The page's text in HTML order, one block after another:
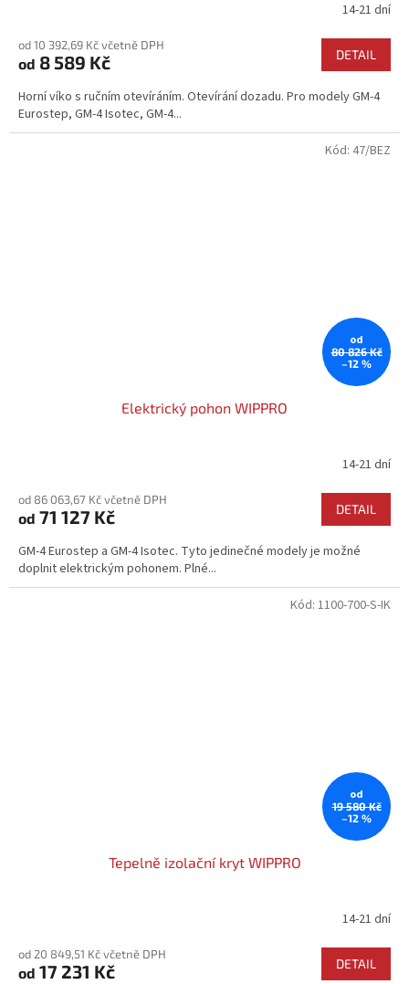
produktu
je
z
5
hvězdiček.
14-21 dní
od 10 392,69 Kč včetně DPH
od 8 589 Kč DETAIL
Horní víko s ručním otevíráním. Otevírání dozadu. Pro modely GM-4
Eurostep, GM-4 Isotec, GM-4...
od
80 826 Kč
–12 %
Elektrický pohon WIPPRO
produktu
je
z
5
hvězdiček.
14-21 dní
od 86 063,67 Kč včetně DPH
od 71 127 Kč DETAIL
GM-4 Eurostep a GM-4 Isotec. Tyto jedinečné modely je možné
doplnit elektrickým pohonem. Plné...
Kód: 47/BEZ
od
19 580 Kč
–12 %
Tepelně izolační kryt WIPPRO
produktu
je
14-21 dní
od 20 849,51 Kč včetně DPH
od 17 231 Kč DETAIL
Kód: 1100-700-S-IK